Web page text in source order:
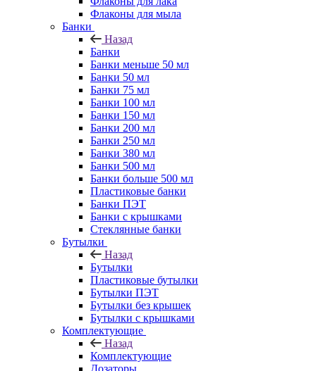
Флаконы для мыла
Банки
Назад
Банки
Банки меньше 50 мл
Банки 50 мл
Банки 75 мл
Банки 100 мл
Банки 150 мл
Банки 200 мл
Банки 250 мл
Банки 380 мл
Банки 500 мл
Банки больше 500 мл
Пластиковые банки
Банки ПЭТ
Банки с крышками
Стеклянные банки
Бутылки
Назад
Бутылки
Пластиковые бутылки
Бутылки ПЭТ
Бутылки без крышек
Бутылки с крышками
Комплектующие
Назад
Комплектующие
Дозаторы